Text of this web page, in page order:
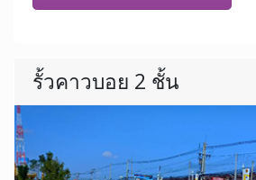
รั้วคาวบอย 2 ชั้น